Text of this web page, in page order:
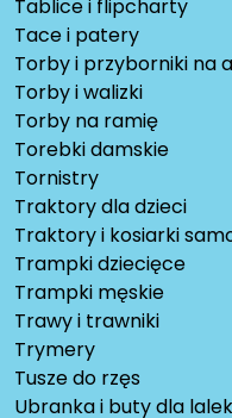
Tablice i flipcharty
Tace i patery
Torby i przyborniki na
Torby i walizki
Torby na ramię
Torebki damskie
Tornistry
Traktory dla dzieci
Traktory i kosiarki
Trampki dziecięce
Trampki męskie
Trawy i trawniki
Trymery
Tusze do rzęs
Ubranka i buty dla lalek